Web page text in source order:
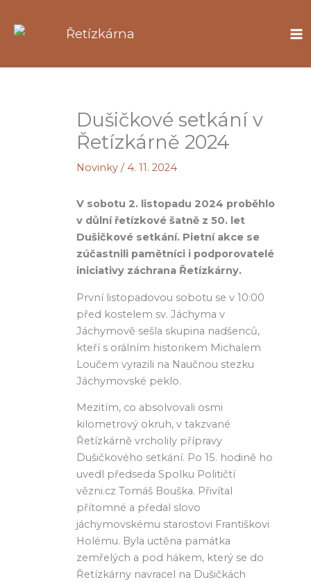
Řetízkárna
Dušičkové setkání v
Řetízkárně 2024
Novinky / 4. 11. 2024
V sobotu 2. listopadu 2024 proběhlo
v důlní řetízkové šatně z 50. let
Dušičkové setkání. Pietní akce se
zúčastnili pamětníci i podporovatelé
iniciativy záchrana Řetízkárny.
První listopadovou sobotu se v 10:00
před kostelem sv. Jáchyma v
Jáchymově sešla skupina nadšenců,
kteří s orálním historikem Michalem
Loučem vyrazili na Naučnou stezku
Jáchymovské peklo.
Mezitím, co absolvovali osmi
kilometrový okruh, v takzvané
Řetízkárně vrcholily přípravy
Dušičkového setkání. Po 15. hodině ho
uvedl předseda Spolku Političtí
vězni.cz Tomáš Bouška. Přivítal
přítomné a předal slovo
jáchymovskému starostovi Františkovi
Holému. Byla uctěna památka
zemřelých a pod hákem, který se do
Řetízkárny navracel na Dušičkách